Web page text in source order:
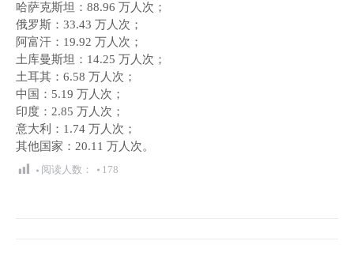
哈萨克斯坦：88.96 万人次；
俄罗斯：33.43 万人次；
阿富汗：19.92 万人次；
土库曼斯坦：14.25 万人次；
土耳其：6.58 万人次；
中国：5.19 万人次；
印度：2.85 万人次；
意大利：1.74 万人次；
其他国家：20.11 万人次。
阅读人数： 178